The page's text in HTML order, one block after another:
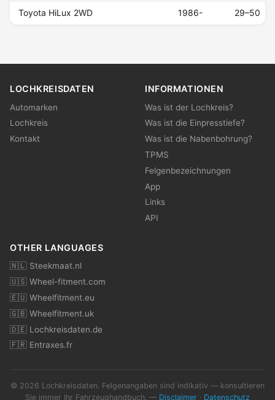
Toyota HiLux 2WD 1986- 29–50
LOCHKREISDATEN
Automarken
Lochkreis
Kontakt
INFORMATIONEN
Was ist der Lochkreis?
Was ist die Einpresstiefe?
Was ist die Nabenbohrung?
TPMS
Felgenbezeichnungen
App
Links
API
OTHER LANGUAGES
🇳🇱 Steekmaat.nl
🇺🇸 Wheel-fitment.com
🇪🇺 Wheelfitment.eu
🇬🇧 Wheelfitment.uk
🇩🇪 Lochkreisdaten.de
🇫🇷 Entraxes.fr
© 2026 Lochkreisdaten. Felgenangaben sind indikativ — konsultieren
Sie immer Ihr Fahrzeughandbuch. — Disclaimer · Datenschutz